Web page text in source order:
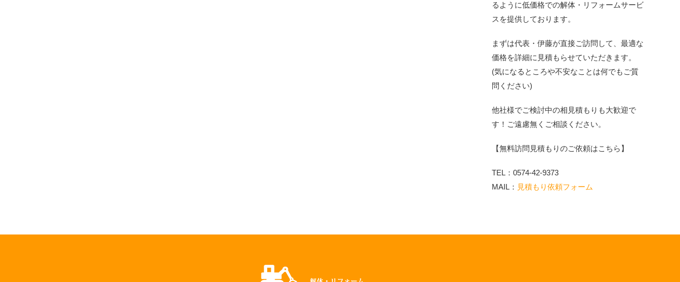
るように低価格での解体・リフォームサービ
スを提供しております。
まずは代表・伊藤が直接ご訪問して、最適な
価格を詳細に見積もらせていただきます。
(気になるところや不安なことは何でもご質
問ください)
他社様でご検討中の相見積もりも大歓迎で
す！ご遠慮無くご相談ください。
【無料訪問見積もりのご依頼はこちら】
TEL：0574-42-9373
MAIL： 見積もり依頼フォーム